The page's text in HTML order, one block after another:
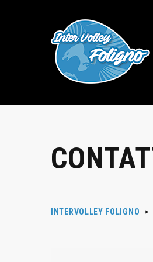
INTERVOLLEY FOLIGNO >